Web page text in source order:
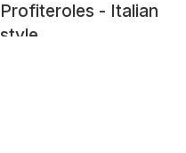
Profiteroles - Italian
style.